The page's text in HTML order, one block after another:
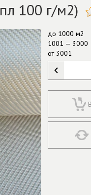
100 г/м2)
до 1000 м2
1001 — 3000
от3001